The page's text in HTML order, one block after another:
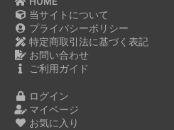
当サイトについて
プライバシーポリシー
特定商取引法に基づく表記
お問い合わせ
ご利用ガイド
ログイン
マイページ
お気に入り